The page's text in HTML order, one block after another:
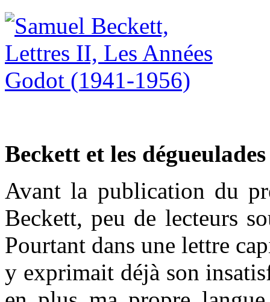
Beckett et les dégueulades
Avant la publication du
Beckett, peu de lecteurs
Pourtant dans une lettre
y exprimait déjà son